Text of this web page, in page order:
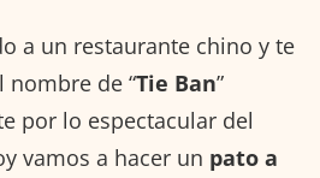
a un restaurante chino y te
nombre de “Tie Ban”
por lo espectacular del
vamos a hacer un pato a